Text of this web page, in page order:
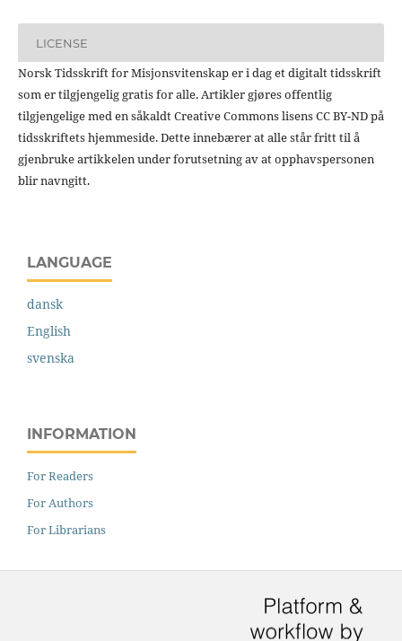
LICENSE
Norsk Tidsskrift for Misjonsvitenskap er i dag et digitalt tidsskrift
som er tilgjengelig gratis for alle. Artikler gjøres offentlig
tilgjengelige med en såkaldt Creative Commons lisens CC BY-ND på
tidsskriftets hjemmeside. Dette innebærer at alle står fritt til å
gjenbruke artikkelen under forutsetning av at opphavspersonen
blir navngitt.
LANGUAGE
dansk
English
svenska
INFORMATION
For Readers
For Authors
For Librarians